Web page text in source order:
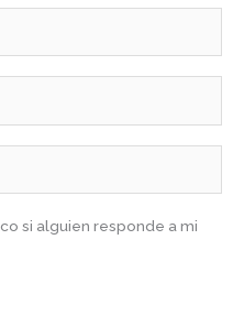
si alguien responde a mi